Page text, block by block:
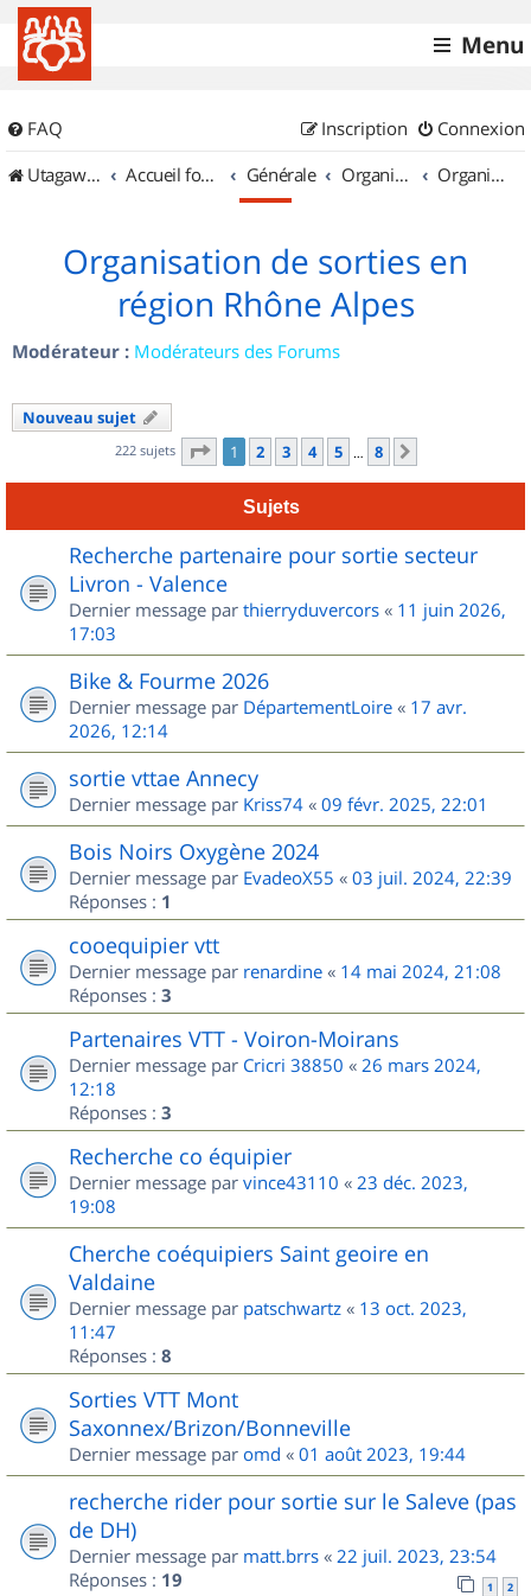
Menu
FAQ Connexion
Inscription
UtagawaVTT (Randos VTT et VTTAE avec traces GPS)
Accueil forum Générale Organisation de sorties & Recherche de partenaires Organisation de sorties en région Rhône Alpes
Organisation de sorties en
région Rhône Alpes
Modérateur : Modérateurs des Forums
Nouveau sujet
222 sujets Page 1sur
1 2 3 4 5 … 8
Sujets
Recherche partenaire pour sortie secteur
Livron - Valence
Dernier message par thierryduvercors « 11 juin 2026,
17:03
Bike & Fourme 2026
Dernier message par DépartementLoire « 17 avr.
2026, 12:14
sortie vttae Annecy
Dernier message par Kriss74 « 09 févr. 2025, 22:01
Bois Noirs Oxygène 2024
Dernier message par EvadeoX55 « 03 juil. 2024, 22:39
Réponses : 1
cooequipier vtt
Dernier message par renardine « 14 mai 2024, 21:08
Réponses : 3
Partenaires VTT - Voiron-Moirans
Dernier message par Cricri 38850 « 26 mars 2024,
12:18
Réponses : 3
Recherche co équipier
Dernier message par vince43110 « 23 déc. 2023,
19:08
Cherche coéquipiers Saint geoire en
Valdaine
Dernier message par patschwartz « 13 oct. 2023,
11:47
Réponses : 8
Sorties VTT Mont
Saxonnex/Brizon/Bonneville
Dernier message par omd « 01 août 2023, 19:44
recherche rider pour sortie sur le Saleve (pas
de DH)
Dernier message par matt.brrs « 22 juil. 2023, 23:54
Réponses : 19 1 2